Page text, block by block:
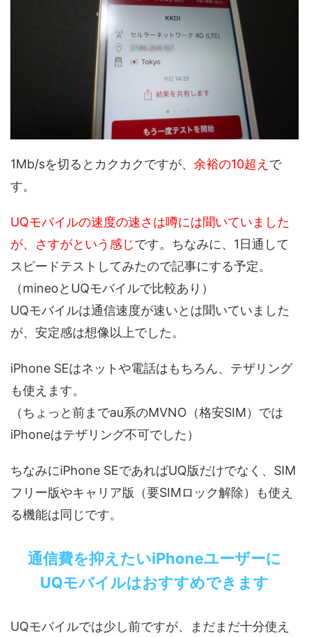
1Mb/sを切るとカクカクですが、 余裕の10超え で
す。
UQモバイルの速度の速さは噂には聞いていました
が、さすがという感じです。ちなみに、1日通して
スピードテストしてみたので記事にする予定。
（mineoとUQモバイルで比較あり）
UQモバイルは通信速度が速いとは聞いていました
が、安定感は想像以上でした。
iPhone SEはネットや電話はもちろん、テザリング
も使えます。
（ちょっと前までau系のMVNO（格安SIM）では
iPhoneはテザリング不可でした）
ちなみにiPhone SEであればUQ版だけでなく、SIM
フリー版やキャリア版（要SIMロック解除）も使え
る機能は同じです。
通信費を抑えたいiPhoneユーザーに
UQモバイルはおすすめできます
UQモバイルでは少し前ですが、まだまだ十分使え